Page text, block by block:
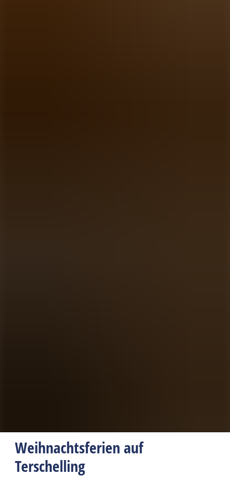
Weihnachtsferien auf
Terschelling